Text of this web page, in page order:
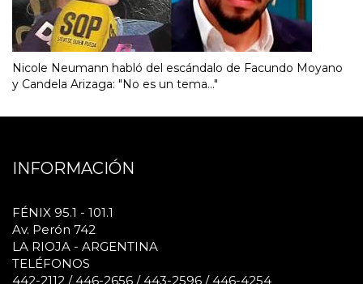
Nicole Neumann habló del escándalo de Facundo Moyano
y Candela Arizaga: "No es un tema..."
INFORMACIÓN
FÉNIX 95.1 - 101.1
Av. Perón 742
LA RIOJA - ARGENTINA
TELÉFONOS
442-2112 / 446-2656 / 443-2596 / 446-4254